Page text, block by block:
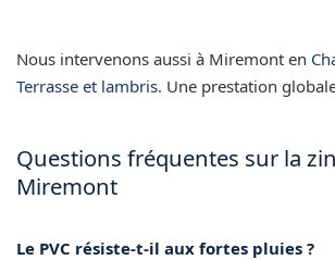
Nous intervenons aussi à Miremont en
Terrasse et lambris. Une prestation
Questions fréquentes sur la
Miremont
Le PVC résiste-t-il aux fortes pluies ?